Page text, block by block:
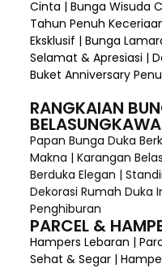
Cinta | Bunga Wisuda
Tahun Penuh
Eksklusif | Bunga
Selamat & Apresiasi |
Buket Anniversary
RANGKAIAN
Papan Bunga Duka
Makna | Karangan
Berduka Elegan |
Dekorasi Rumah Duka
Penghiburan
PARCEL &
Hampers Lebaran |
Sehat & Segar |